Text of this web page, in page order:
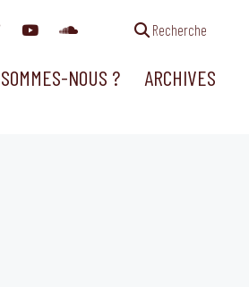
Recherche
NOUS ? ARCHIVES